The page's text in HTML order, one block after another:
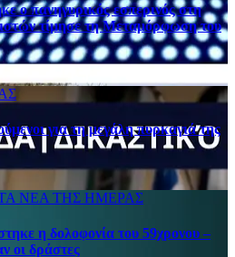
ο πανηγυρικός εσπερινός στη
τίμησε τη Μεταμόρφωση του
για τη μεγάλη πυρκαγιά της
ΝΕΑ ΤΗΣ ΗΜΕΡΑΣ
η δολοφονία του 59χρονου –
οι δράστες